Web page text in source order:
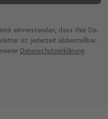
ein­ver­standen, dass Ihre Da­
ist jeder­zeit ab­bestel­lbar.
Daten­schutz­erklärung